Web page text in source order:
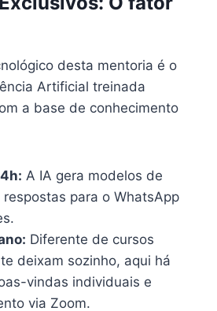
desta mentoria é o
Artificial treinada
a base de conhecimento
A IA gera modelos de
para o WhatsApp
Diferente de cursos
deixam sozinho, aqui há
vindas individuais e
via Zoom.